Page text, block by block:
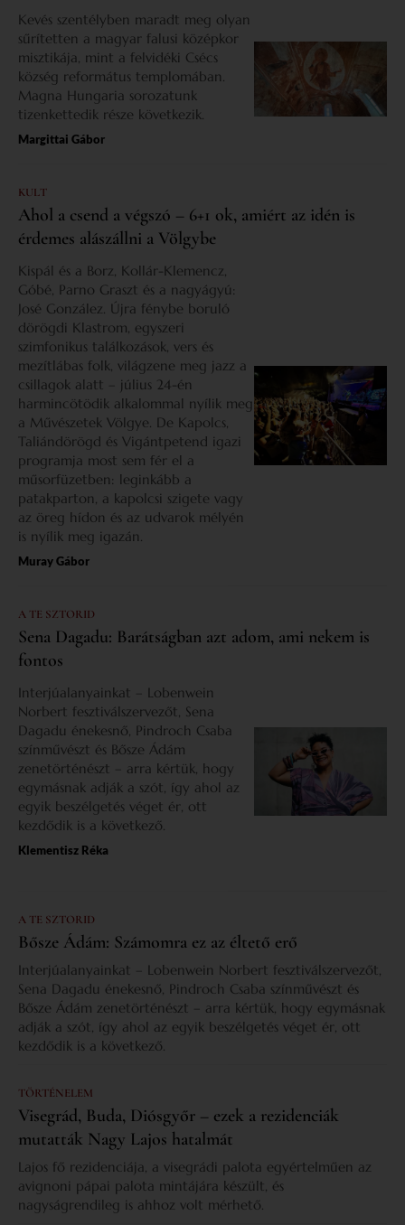
Kevés szentélyben maradt meg olyan
sűrítetten a magyar falusi középkor
misztikája, mint a felvidéki Csécs
község református templomában.
Magna Hungaria sorozatunk
tizenkettedik része következik.
Margittai Gábor
KULT
Ahol a csend a végszó – 6+1 ok, amiért az idén is
érdemes alászállni a Völgybe
Kispál és a Borz, Kollár-Klemencz,
Góbé, Parno Graszt és a nagyágyú:
José González. Újra fénybe boruló
dörögdi Klastrom, egyszeri
szimfonikus találkozások, vers és
mezítlábas folk, világzene meg jazz a
csillagok alatt – július 24-én
harmincötödik alkalommal nyílik meg
a Művészetek Völgye. De Kapolcs,
Taliándörögd és Vigántpetend igazi
programja most sem fér el a
műsorfüzetben: leginkább a
patakparton, a kapolcsi szigete vagy
az öreg hídon és az udvarok mélyén
is nyílik meg igazán.
Muray Gábor
A TE SZTORID
Sena Dagadu: Barátságban azt adom, ami nekem is
fontos
Interjúalanyainkat – Lobenwein
Norbert fesztiválszervezőt, Sena
Dagadu énekesnő, Pindroch Csaba
színművészt és Bősze Ádám
zenetörténészt – arra kértük, hogy
egymásnak adják a szót, így ahol az
egyik beszélgetés véget ér, ott
kezdődik is a következő.
Klementisz Réka
A TE SZTORID
Bősze Ádám: Számomra ez az éltető erő
Interjúalanyainkat – Lobenwein Norbert fesztiválszervezőt,
Sena Dagadu énekesnő, Pindroch Csaba színművészt és
Bősze Ádám zenetörténészt – arra kértük, hogy egymásnak
adják a szót, így ahol az egyik beszélgetés véget ér, ott
kezdődik is a következő.
TÖRTÉNELEM
Visegrád, Buda, Diósgyőr – ezek a rezidenciák
mutatták Nagy Lajos hatalmát
Lajos fő rezidenciája, a visegrádi palota egyértelműen az
avignoni pápai palota mintájára készült, és
nagyságrendileg is ahhoz volt mérhető.